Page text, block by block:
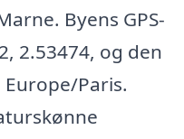
Byens GPS-
2.53474, og den
Paris.